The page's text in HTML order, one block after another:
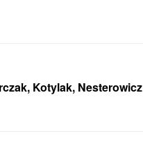
Kotylak, Nesterowicz